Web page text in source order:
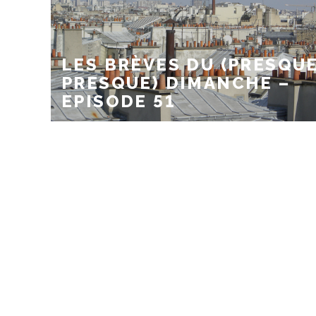
LES BRÈVES DU
PRESQUE) DIMANCHE –
EPISODE 51